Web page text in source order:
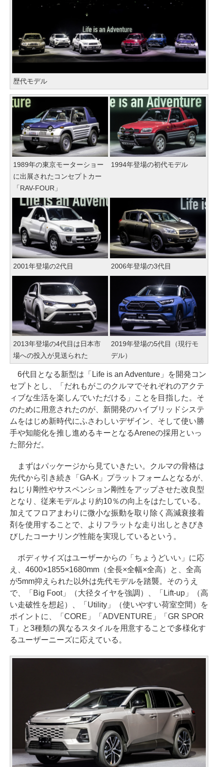
歴代モデル
1989年の東京モーターショー
に出展されたコンセプトカー
「RAV-FOUR」
1994年登場の初代モデル
2001年登場の2代目 2006年登場の3代目
2013年登場の4代目は日本市
場への投入が見送られた
2019年登場の5代目（現行モ
デル）
6代目となる新型は「Life is an Adventure」を開発コン
セプトとし、「だれもがこのクルマでそれぞれのアクテ
ィブな生活を楽しんでいただける」ことを目指した。そ
のために用意されたのが、新開発のハイブリッドシステ
ムをはじめ新時代にふさわしいデザイン、そして使い勝
手や知能化を推し進めるキーとなるAreneの採用といっ
た部分だ。
まずはパッケージから見ていきたい。クルマの骨格は
先代から引き続き「GA-K」プラットフォームとなるが、
ねじり剛性やサスペンション剛性をアップさせた改良型
となり、従来モデルより約10％の向上をはたしている。
加えてフロアまわりに微小な振動を取り除く高減衰接着
剤を使用することで、よりフラットな走り出しときびき
びしたコーナリング性能を実現しているという。
ボディサイズはユーザーからの「ちょうどいい」に応
え、4600×1855×1680mm（全長×全幅×全高）と、全高
が5mm抑えられた以外は先代モデルを踏襲。そのうえ
で、「Big Foot」（大径タイヤを強調）、「Lift-up」（高
い走破性を想起）、「Utility」（使いやすい荷室空間）を
ポイントに、「CORE」「ADVENTURE」「GR SPOR
T」と3種類の異なるスタイルを用意することで多様化す
るユーザーニーズに応えている。